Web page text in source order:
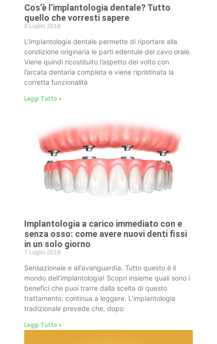
Cos’è l’implantologia dentale? Tutto
quello che vorresti sapere
9 Luglio 2018
L’implantologia dentale permette di riportare alla
condizione originaria le parti edentule del cavo orale.
Viene quindi ricostituito l’aspetto del volto con
l’arcata dentaria completa e viene ripristinata la
corretta funzionalità
Leggi Tutto »
Implantologia a carico immediato con e
senza osso: come avere nuovi denti fissi
in un solo giorno
7 Luglio 2018
Sensazionale e all’avanguardia. Tutto questo è il
mondo dell’implantologia! Scopri insieme quali sono i
benefici che puoi trarre dalla scelta di questo
trattamento: continua a leggere. L’implantologia
tradizionale prevede che, dopo
Leggi Tutto »